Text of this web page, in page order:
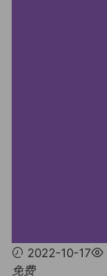
2022-10-17
免费